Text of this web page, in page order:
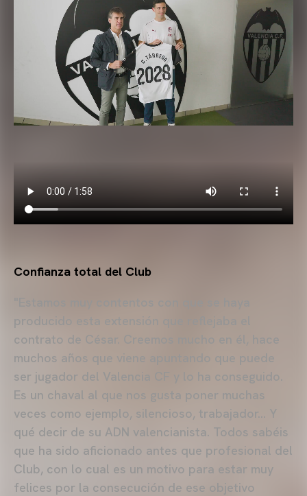
Confianza total del Club
producido esta extensión que reflejaba el
contrato de César. Creemos mucho en él, hace
muchos años que viene apuntando que puede
ser jugador del Valencia CF y lo ha conseguido.
Es un chaval al que nos gusta poner muchas
veces como ejemplo, silencioso, trabajador… Y
qué decir de su ADN valencianista. Todos sabéis
que ha sido aficionado antes que profesional del
Club, con lo cual es un motivo para estar muy
felices por la consecución de ese objetivo